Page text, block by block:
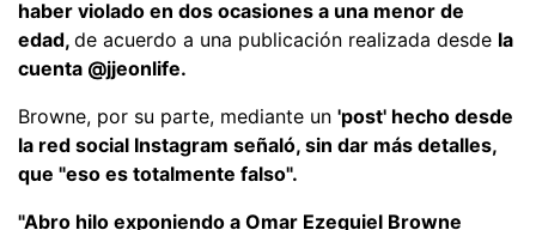
haber violado en dos ocasiones a una menor de
edad, de acuerdo a una publicación realizada desde la
cuenta @jjeonlife.
Browne, por su parte, mediante un 'post' hecho desde
la red social Instagram señaló, sin dar más detalles,
que "eso es totalmente falso".
"Abro hilo exponiendo a Omar Ezequiel Browne